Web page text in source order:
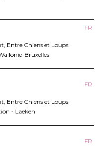
FR
Entre Chiens et Loups
Bruxelles
FR
Entre Chiens et Loups
- Laeken
FR